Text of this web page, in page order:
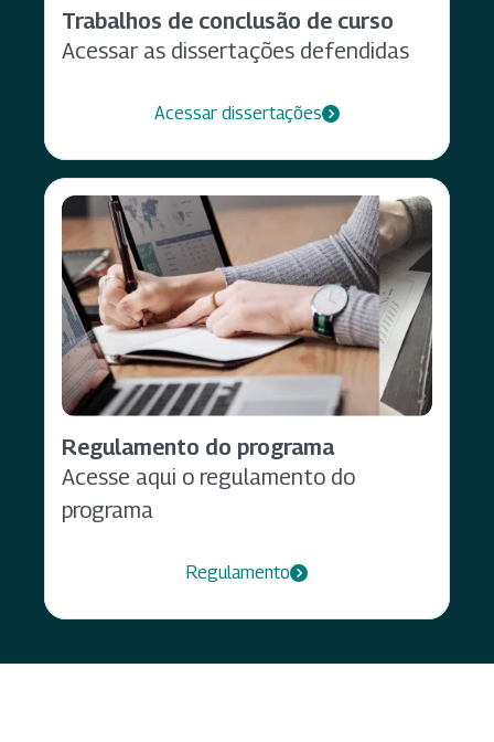
Trabalhos de conclusão de curso
Acessar as dissertações defendidas
Acessar dissertações
Regulamento do programa
Acesse aqui o regulamento do
programa
Regulamento